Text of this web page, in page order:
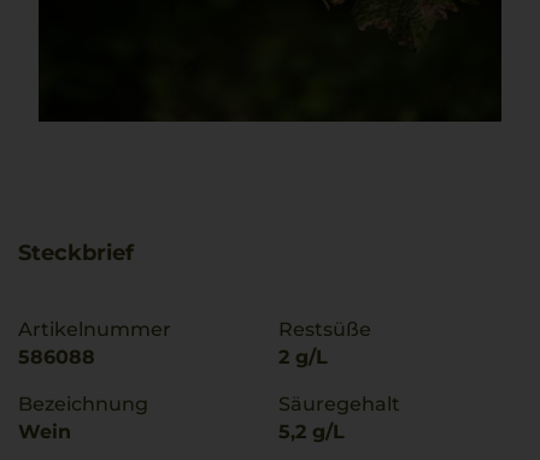
Steckbrief
Artikelnummer
586088
Bezeichnung
Wein
Restsüße
2 g/L
Säuregehalt
5,2 g/L